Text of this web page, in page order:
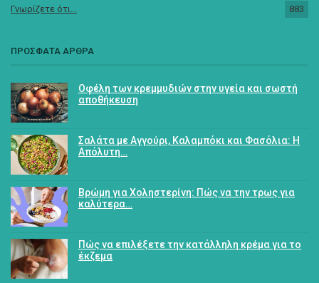
Γνωρίζετε ότι... 883
ΠΡΟΣΦΑΤΑ ΑΡΘΡΑ
Οφέλη των κρεμμυδιών στην υγεία και σωστή
αποθήκευση
Σαλάτα με Αγγούρι, Καλαμπόκι και Φασόλια: Η
Απόλυτη…
Βρώμη για Χοληστερίνη: Πώς να την τρως για
καλύτερα…
Πώς να επιλέξετε την κατάλληλη κρέμα για το
έκζεμα